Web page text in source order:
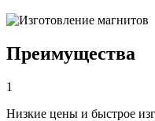
Преимущества
1
Низкие цены и быстрое